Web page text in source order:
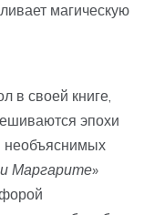
магическую
в своей книге,
эпохи
необъяснимых
Маргарите»